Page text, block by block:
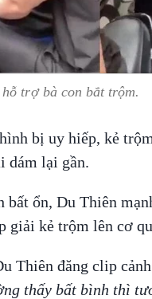
trợ bà con bắt trộm.
bị uy hiếp, kẻ
dám lại gần.
bất ổn, Du Thiên
giải kẻ trộm lên cơ
Thiên đăng clip
thấy bất bình thì